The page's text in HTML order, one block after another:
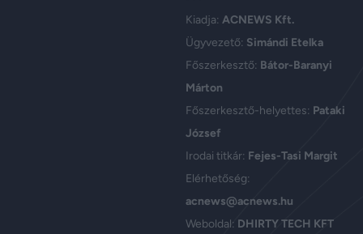
Kiadja: ACNEWS Kft.
Ügyvezető: Simándi Etelka
Főszerkesztő: Bátor-Baranyi
Márton
Főszerkesztő-helyettes: Pataki
József
Irodai titkár: Fejes-Tasi Margit
Elérhetőség:
acnews@acnews.hu
Weboldal: DHIRTY TECH KFT